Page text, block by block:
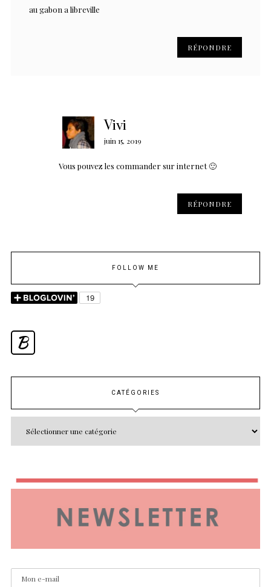
au gabon a libreville
RÉPONDRE
Vivi
juin 15, 2019
Vous pouvez les commander sur internet 🙂
RÉPONDRE
FOLLOW ME
B
CATÉGORIES